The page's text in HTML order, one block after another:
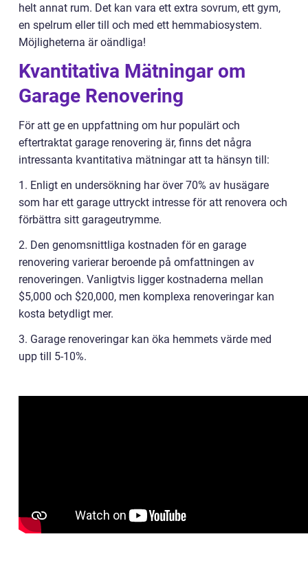
helt annat rum. Det kan vara ett extra sovrum, ett gym,
en spelrum eller till och med ett hemmabiosystem.
Möjligheterna är oändliga!
Kvantitativa Mätningar om
Garage Renovering
För att ge en uppfattning om hur populärt och
eftertraktat garage renovering är, finns det några
intressanta kvantitativa mätningar att ta hänsyn till:
1. Enligt en undersökning har över 70% av husägare
som har ett garage uttryckt intresse för att renovera och
förbättra sitt garageutrymme.
2. Den genomsnittliga kostnaden för en garage
renovering varierar beroende på omfattningen av
renoveringen. Vanligtvis ligger kostnaderna mellan
$5,000 och $20,000, men komplexa renoveringar kan
kosta betydligt mer.
3. Garage renoveringar kan öka hemmets värde med
upp till 5-10%.